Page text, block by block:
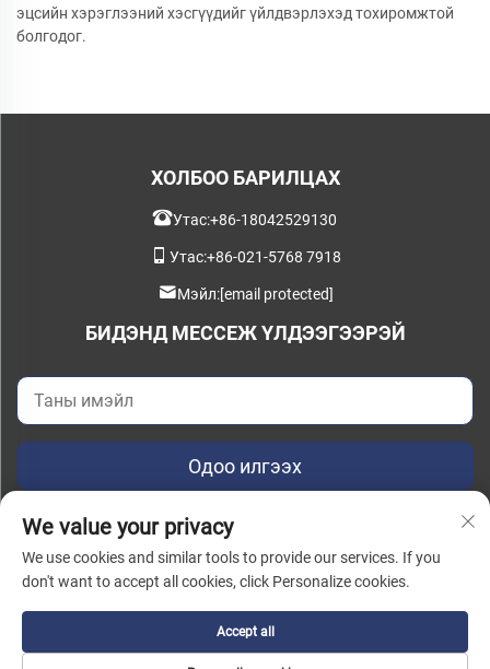
эцсийн хэрэглээний хэсгүүдийг үйлдвэрлэхэд тохиромжтой
болгодог.
ХОЛБОО БАРИЛЦАХ
Утас:+86-18042529130
Утас:+86-021-5768 7918
Мэйл:[email protected]
БИДЭНД МЕССЕЖ ҮЛДЭЭГЭЭРЭЙ
Одоо илгээх
Manufacturing Technology (Shanghai) Co., Ltd. |
We value your privacy
We use cookies and similar tools to provide our services. If you
don't want to accept all cookies, click Personalize cookies.
Accept all